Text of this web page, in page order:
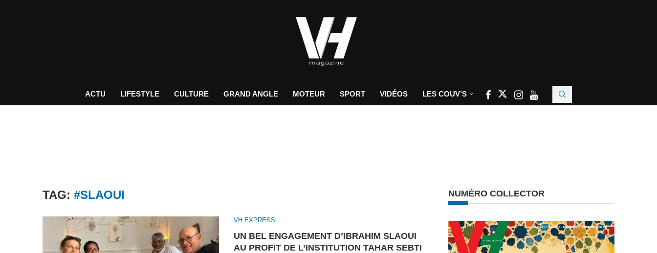
ACTU LIFESTYLE CULTURE GRAND ANGLE MOTEUR SPORT VIDÉOS LES COUV’S
TAG: #SLAOUI
VH EXPRESS
UN BEL ENGAGEMENT D’IBRAHIM SLAOUI
AU PROFIT DE L’INSTITUTION TAHAR SEBTI
NUMÉRO COLLECTOR